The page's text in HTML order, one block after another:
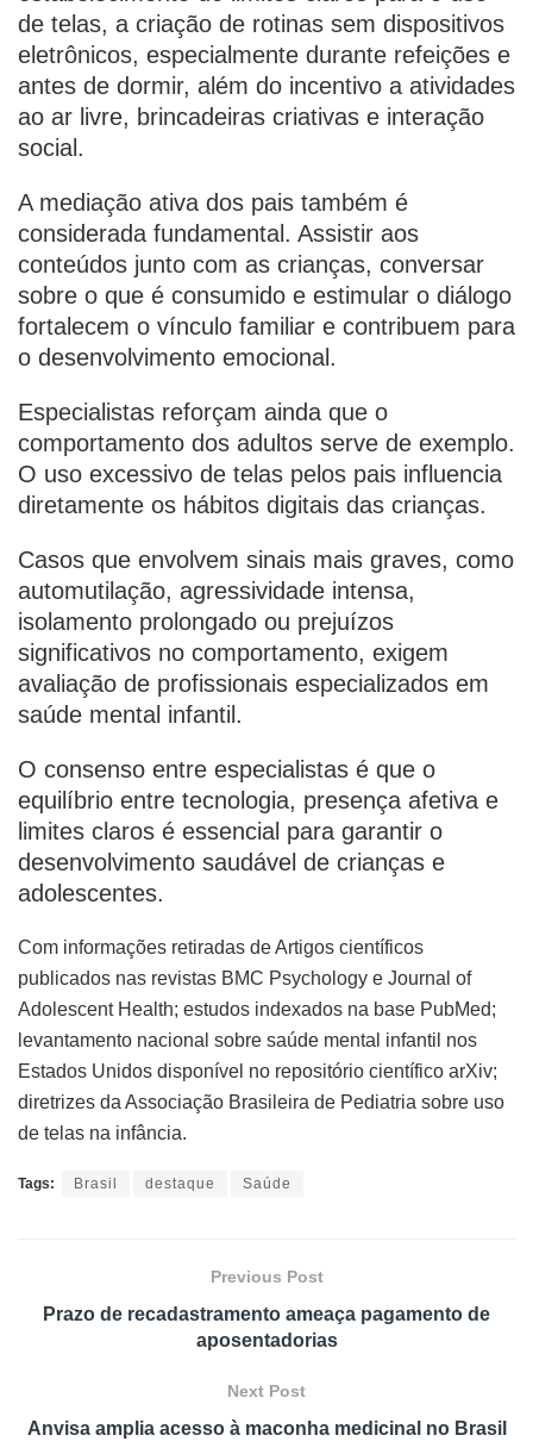
de telas, a criação de rotinas sem dispositivos
eletrônicos, especialmente durante refeições e
antes de dormir, além do incentivo a atividades
ao ar livre, brincadeiras criativas e interação
social.
A mediação ativa dos pais também é
considerada fundamental. Assistir aos
conteúdos junto com as crianças, conversar
sobre o que é consumido e estimular o diálogo
fortalecem o vínculo familiar e contribuem para
o desenvolvimento emocional.
Especialistas reforçam ainda que o
comportamento dos adultos serve de exemplo.
O uso excessivo de telas pelos pais influencia
diretamente os hábitos digitais das crianças.
Casos que envolvem sinais mais graves, como
automutilação, agressividade intensa,
isolamento prolongado ou prejuízos
significativos no comportamento, exigem
avaliação de profissionais especializados em
saúde mental infantil.
O consenso entre especialistas é que o
equilíbrio entre tecnologia, presença afetiva e
limites claros é essencial para garantir o
desenvolvimento saudável de crianças e
adolescentes.
Com informações retiradas de Artigos científicos
publicados nas revistas BMC Psychology e Journal of
Adolescent Health; estudos indexados na base PubMed;
levantamento nacional sobre saúde mental infantil nos
Estados Unidos disponível no repositório científico arXiv;
diretrizes da Associação Brasileira de Pediatria sobre uso
de telas na infância.
Tags: Brasil destaque Saúde
Previous Post
Prazo de recadastramento ameaça pagamento de
aposentadorias
Next Post
Anvisa amplia acesso à maconha medicinal no Brasil